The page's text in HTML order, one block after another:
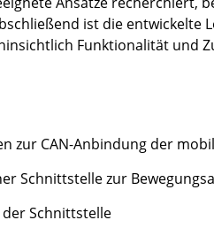
ist die entwickelte
Funktionalität und
zur CAN-Anbindung der
Schnittstelle zur
Schnittstelle